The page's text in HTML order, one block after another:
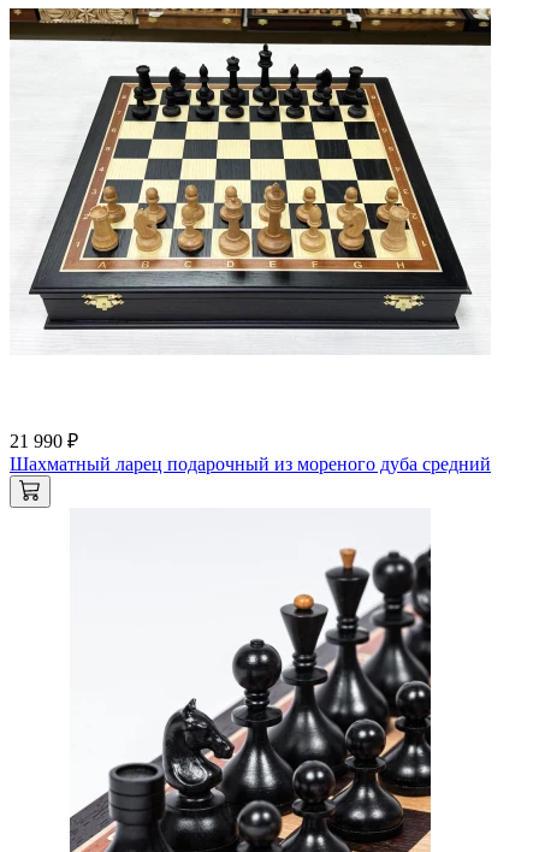
21 990 ₽
Шахматный ларец подарочный из мореного дуба средний